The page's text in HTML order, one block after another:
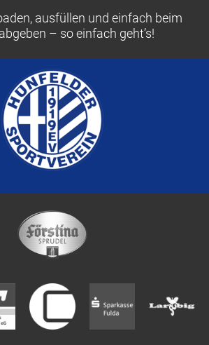
ausfüllen und einfach beim
– so einfach geht’s!